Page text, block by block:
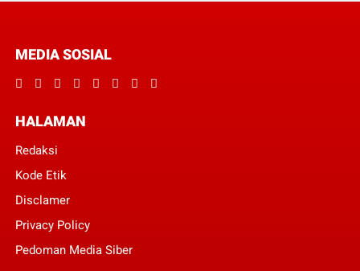
MEDIA SOSIAL
HALAMAN
Redaksi
Kode Etik
Disclamer
Privacy Policy
Pedoman Media Siber